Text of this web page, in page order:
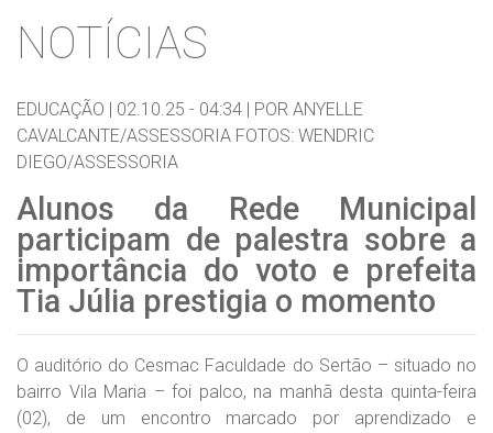
NOTÍCIAS
EDUCAÇÃO | 02.10.25 - 04:34 | POR ANYELLE
CAVALCANTE/ASSESSORIA FOTOS: WENDRIC
DIEGO/ASSESSORIA
Alunos da Rede Municipal
participam de palestra sobre a
importância do voto e prefeita
Tia Júlia prestigia o momento
O auditório do Cesmac Faculdade do Sertão – situado no
bairro Vila Maria – foi palco, na manhã desta quinta-feira
(02), de um encontro marcado por aprendizado e